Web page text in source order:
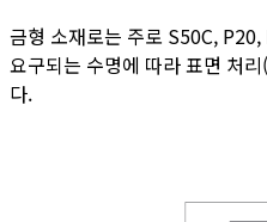
금형 소재로는 주로 S50C,
요구되는 수명에 따라 표면 처
다.